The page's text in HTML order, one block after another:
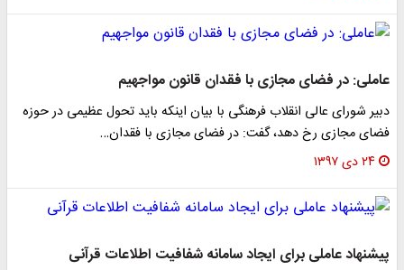
عاملی: در فضای مجازی با فقدان قانون مواجهیم
دبیر شورای عالی انقلاب فرهنگی با بیان اینکه باید تحول عظیمی در حوزه
فضای مجازی رخ دهد، گفت: در فضای مجازی با فقدان…
۲۴ دی ۱۳۹۷
پیشنهاد عاملی برای ایجاد سامانه شفافیت اطلاعات قرآنی